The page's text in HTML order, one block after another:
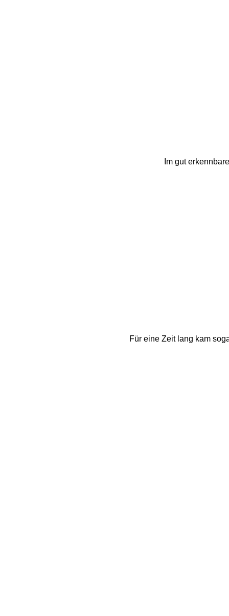
Im gut
Für eine Zeit lang kam